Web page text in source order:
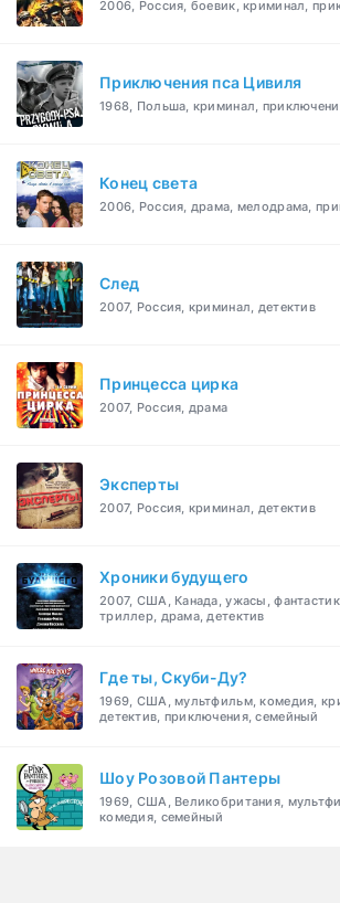
2006, Россия, боевик, криминал,
Приключения пса Цивиля
1968, Польша, криминал,
Конец света
2006, Россия, драма, мелодрама,
След
2007, Россия, криминал, детектив
Принцесса цирка
2007, Россия, драма
Эксперты
2007, Россия, криминал, детектив
Хроники будущего
2007, США, Канада, ужасы,
триллер, драма, детектив
Где ты, Скуби-Ду?
1969, США, мультфильм, комедия,
детектив, приключения, семейный
Шоу Розовой Пантеры
1969, США, Великобритания,
комедия, семейный